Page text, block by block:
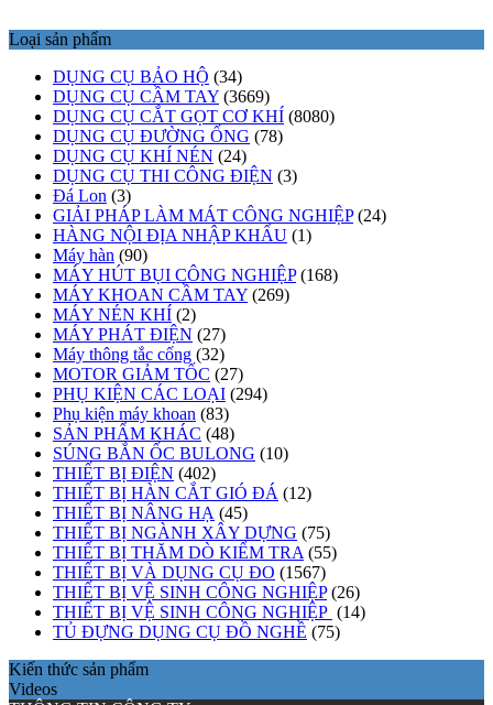
Loại sản phẩm
DỤNG CỤ BẢO HỘ (34)
DỤNG CỤ CẦM TAY (3669)
DỤNG CỤ CẮT GỌT CƠ KHÍ (8080)
DỤNG CỤ ĐƯỜNG ỐNG (78)
DỤNG CỤ KHÍ NÉN (24)
DỤNG CỤ THI CÔNG ĐIỆN (3)
Đá Lon (3)
GIẢI PHÁP LÀM MÁT CÔNG NGHIỆP (24)
HÀNG NỘI ĐỊA NHẬP KHẨU (1)
Máy hàn (90)
MÁY HÚT BỤI CÔNG NGHIỆP (168)
MÁY KHOAN CẦM TAY (269)
MÁY NÉN KHÍ (2)
MÁY PHÁT ĐIỆN (27)
Máy thông tắc cống (32)
MOTOR GIẢM TỐC (27)
PHỤ KIỆN CÁC LOẠI (294)
Phụ kiện máy khoan (83)
SẢN PHẨM KHÁC (48)
SÚNG BẮN ỐC BULONG (10)
THIẾT BỊ ĐIỆN (402)
THIẾT BỊ HÀN CẮT GIÓ ĐÁ (12)
THIẾT BỊ NÂNG HẠ (45)
THIẾT BỊ NGÀNH XÂY DỰNG (75)
THIẾT BỊ THĂM DÒ KIỂM TRA (55)
THIẾT BỊ VÀ DỤNG CỤ ĐO (1567)
THIẾT BỊ VỆ SINH CÔNG NGHIỆP (26)
THIẾT BỊ VỆ SINH CÔNG NGHIỆP (14)
TỦ ĐỰNG DỤNG CỤ ĐỒ NGHỀ (75)
Kiến thức sản phẩm
Videos